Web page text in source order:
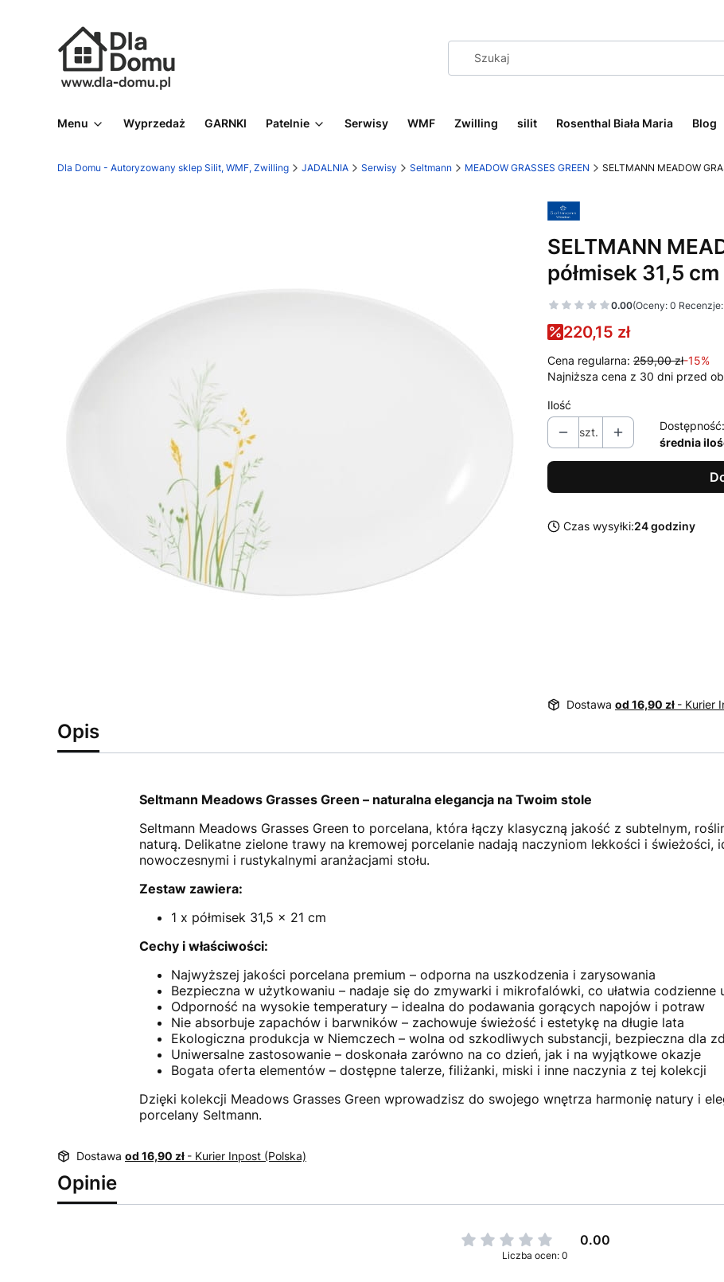
Menu Wyprzedaż GARNKI Patelnie Serwisy WMF Zwilling silit Rosenthal Biała Maria Blog
Dla Domu - Autoryzowany sklep Silit, WMF, Zwilling JADALNIA Serwisy Seltmann MEADOW GRASSES GREEN SELTMANN MEADOW
SELTMANN
półmisek 31,5 cm
0.00(Oceny: 0
220,15 zł
Cena regularna: 259,00 zł-15%
Najniższa cena z 30 dni przed
Ilość
szt.
Dostępność:
średnia
Czas wysyłki:24 godziny
Dostawa od 16,90 zł - Kurier
Opis
Seltmann Meadows Grasses Green – naturalna elegancja na Twoim stole
Seltmann Meadows Grasses Green to porcelana, która łączy klasyczną jakość z subtelnym,
naturą. Delikatne zielone trawy na kremowej porcelanie nadają naczyniom lekkości i świeżości,
nowoczesnymi i rustykalnymi aranżacjami stołu.
Zestaw zawiera:
1 x półmisek 31,5 x 21 cm
Cechy i właściwości:
Najwyższej jakości porcelana premium – odporna na uszkodzenia i zarysowania
Bezpieczna w użytkowaniu – nadaje się do zmywarki i mikrofalówki, co ułatwia codzienne
Odporność na wysokie temperatury – idealna do podawania gorących napojów i potraw
Nie absorbuje zapachów i barwników – zachowuje świeżość i estetykę na długie lata
Ekologiczna produkcja w Niemczech – wolna od szkodliwych substancji, bezpieczna dla
Uniwersalne zastosowanie – doskonała zarówno na co dzień, jak i na wyjątkowe okazje
Bogata oferta elementów – dostępne talerze, filiżanki, miski i inne naczynia z tej kolekcji
Dzięki kolekcji Meadows Grasses Green wprowadzisz do swojego wnętrza harmonię natury i
porcelany Seltmann.
Dostawa od 16,90 zł - Kurier Inpost (Polska)
Opinie
0.00
Liczba ocen: 0